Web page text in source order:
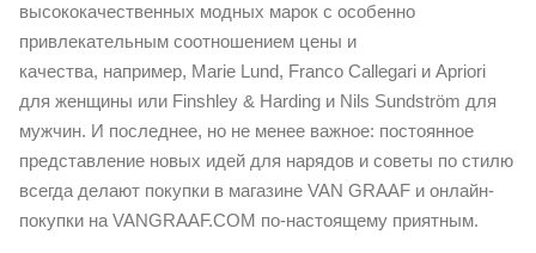
высококачественных модных марок с особенно
привлекательным соотношением цены и
качества, например, Marie Lund, Franco Callegari и Apriori
для женщины или Finshley & Harding и Nils Sundström для
мужчин. И последнее, но не менее важное: постоянное
представление новых идей для нарядов и советы по стилю
всегда делают покупки в магазине VAN GRAAF и онлайн-
покупки на VANGRAAF.COM по-настоящему приятным.